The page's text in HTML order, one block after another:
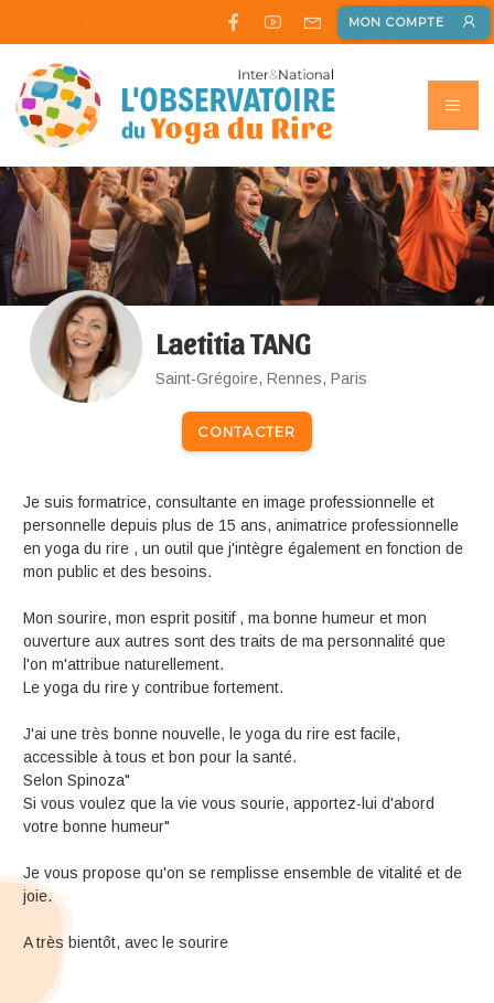
MON COMPTE
Laetitia TANG
Saint-Grégoire, Rennes, Paris
CONTACTER
Je suis formatrice, consultante en image professionnelle et
personnelle depuis plus de 15 ans, animatrice professionnelle
en yoga du rire , un outil que j'intègre également en fonction de
mon public et des besoins.
Mon sourire, mon esprit positif , ma bonne humeur et mon
ouverture aux autres sont des traits de ma personnalité que
l'on m'attribue naturellement.
Le yoga du rire y contribue fortement.
J'ai une très bonne nouvelle, le yoga du rire est facile,
accessible à tous et bon pour la santé.
Selon Spinoza"
Si vous voulez que la vie vous sourie, apportez-lui d'abord
votre bonne humeur"
Je vous propose qu'on se remplisse ensemble de vitalité et de
joie.
A très bientôt, avec le sourire